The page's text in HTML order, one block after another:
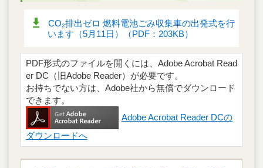
CO₂排出ゼロ 燃料電池ごみ収集車の出発式を行
います（5月11日）（PDF：203KB）
PDF形式のファイルを開くには、Adobe Acrobat Read
er DC（旧Adobe Reader）が必要です。
お持ちでない方は、Adobe社から無償でダウンロード
できます。
Adobe Acrobat Reader DCの
ダウンロードへ